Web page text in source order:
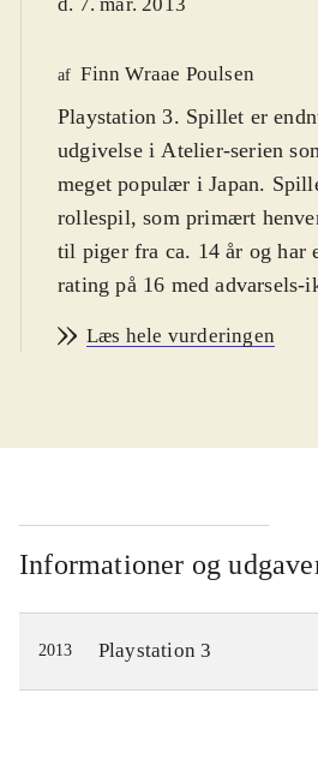
af Finn Wraae Poulsen
Playstation 3. Spillet er
udgivelse i Atelier-serien
meget populær i Japan.
rollespil, som primært
til piger fra ca. 14 år og har
rating på 16 med advarsels-
Spillets hovedperson er den
ude på landet. Hendes
forsvundet. Spillets mål er
genforene Ayesha med sin
En dag da Ayesha besøger
gravsted, finder hun ud af at
muligvis stadig er i live og
eftersøgningen kan
Læs hele vurderingen
Informationer og
2013 Playstation 3